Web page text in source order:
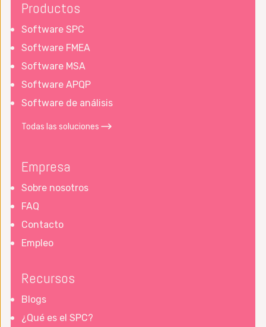
Productos
Software SPC
Software FMEA
Software MSA
Software APQP
Software de análisis
Todas las soluciones
Empresa
Sobre nosotros
FAQ
Contacto
Empleo
Recursos
Blogs
¿Qué es el SPC?